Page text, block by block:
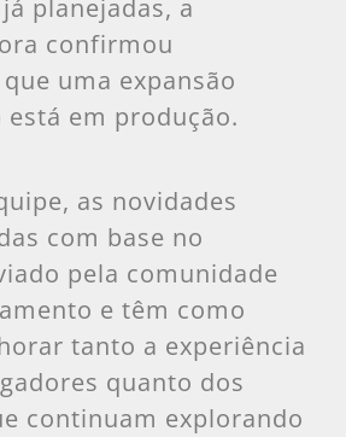
planejadas, a
confirmou
uma expansão
está em produção.
as novidades
com base no
pela comunidade
e têm como
tanto a experiência
quanto dos
continuam explorando